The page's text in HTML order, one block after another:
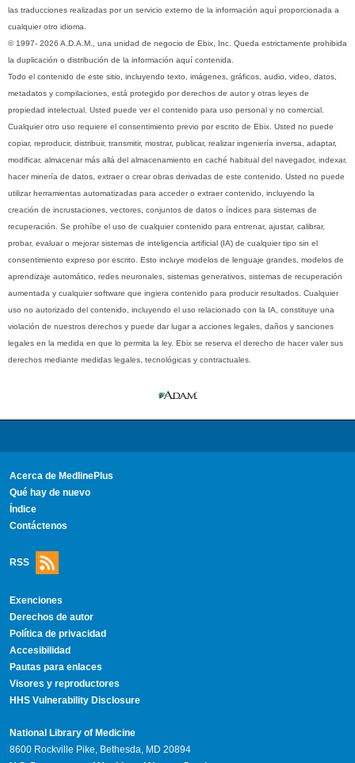
las traducciones realizadas por un servicio externo de la información aquí proporcionada a
cualquier otro idioma.
© 1997- 2026 A.D.A.M., una unidad de negocio de Ebix, Inc. Queda estrictamente prohibida
la duplicación o distribución de la información aquí contenida.
Todo el contenido de este sitio, incluyendo texto, imágenes, gráficos, audio, video, datos,
metadatos y compilaciones, está protegido por derechos de autor y otras leyes de
propiedad intelectual. Usted puede ver el contenido para uso personal y no comercial.
Cualquier otro uso requiere el consentimiento previo por escrito de Ebix. Usted no puede
copiar, reproducir, distribuir, transmitir, mostrar, publicar, realizar ingeniería inversa, adaptar,
modificar, almacenar más allá del almacenamiento en caché habitual del navegador, indexar,
hacer minería de datos, extraer o crear obras derivadas de este contenido. Usted no puede
utilizar herramientas automatizadas para acceder o extraer contenido, incluyendo la
creación de incrustaciones, vectores, conjuntos de datos o índices para sistemas de
recuperación. Se prohíbe el uso de cualquier contenido para entrenar, ajustar, calibrar,
probar, evaluar o mejorar sistemas de inteligencia artificial (IA) de cualquier tipo sin el
consentimiento expreso por escrito. Esto incluye modelos de lenguaje grandes, modelos de
aprendizaje automático, redes neuronales, sistemas generativos, sistemas de recuperación
aumentada y cualquier software que ingiera contenido para producir resultados. Cualquier
uso no autorizado del contenido, incluyendo el uso relacionado con la IA, constituye una
violación de nuestros derechos y puede dar lugar a acciones legales, daños y sanciones
legales en la medida en que lo permita la ley. Ebix se reserva el derecho de hacer valer sus
derechos mediante medidas legales, tecnológicas y contractuales.
Acerca de MedlinePlus
Qué hay de nuevo
Índice
Contáctenos
RSS
Exenciones
Derechos de autor
Política de privacidad
Accesibilidad
Pautas para enlaces
Visores y reproductores
HHS Vulnerability Disclosure
National Library of Medicine
8600 Rockville Pike, Bethesda, MD 20894